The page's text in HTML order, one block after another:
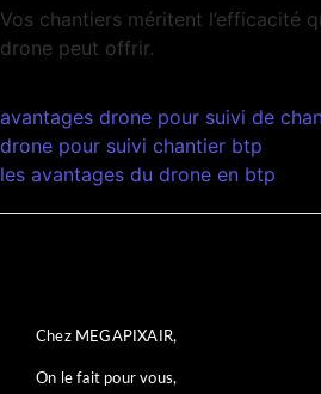
Vos chantiers méritent l’efficacité
drone peut offrir.
avantages drone pour suivi de
drone pour suivi chantier btp
les avantages du drone en btp
Chez MEGAPIXAIR,
On le fait pour vous,